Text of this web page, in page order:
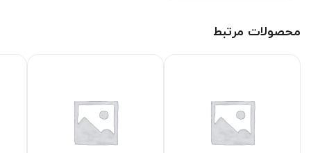
محصولات مرتبط